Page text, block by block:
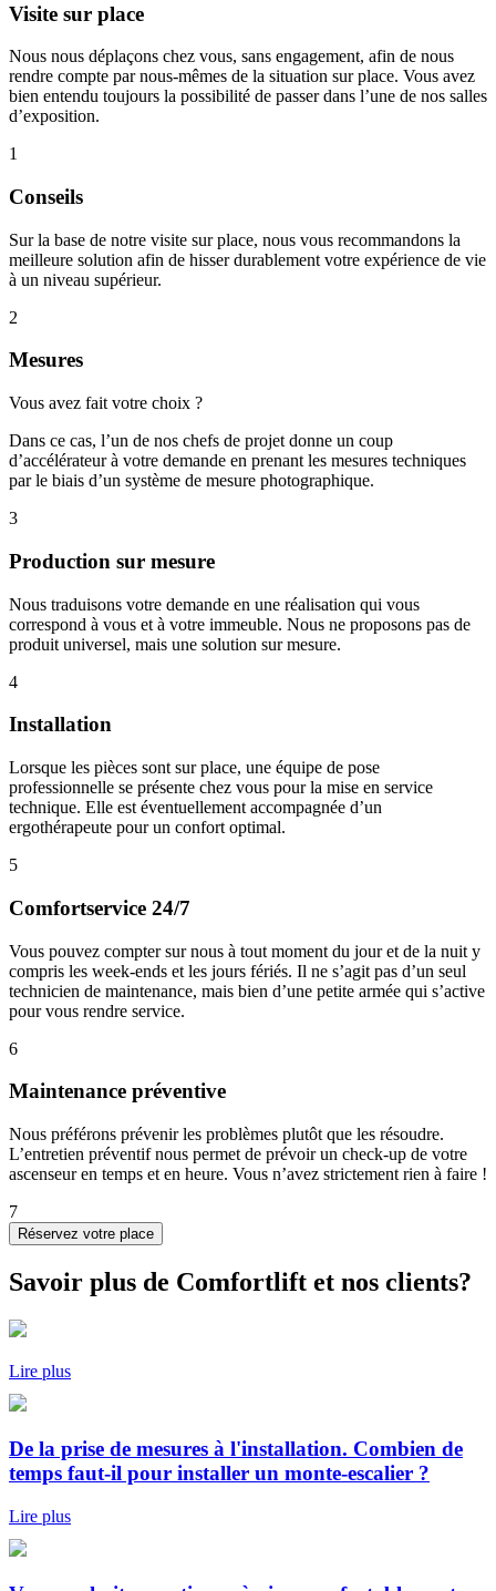
Visite sur place
Nous nous déplaçons chez vous, sans engagement, afin de nous
rendre compte par nous-mêmes de la situation sur place. Vous avez
bien entendu toujours la possibilité de passer dans l’une de nos salles
d’exposition.
1
Conseils
Sur la base de notre visite sur place, nous vous recommandons la
meilleure solution afin de hisser durablement votre expérience de vie
à un niveau supérieur.
2
Mesures
Vous avez fait votre choix ?
Dans ce cas, l’un de nos chefs de projet donne un coup
d’accélérateur à votre demande en prenant les mesures techniques
par le biais d’un système de mesure photographique.
3
Production sur mesure
Nous traduisons votre demande en une réalisation qui vous
correspond à vous et à votre immeuble. Nous ne proposons pas de
produit universel, mais une solution sur mesure.
4
Installation
Lorsque les pièces sont sur place, une équipe de pose
professionnelle se présente chez vous pour la mise en service
technique. Elle est éventuellement accompagnée d’un
ergothérapeute pour un confort optimal.
5
Comfortservice 24/7
Vous pouvez compter sur nous à tout moment du jour et de la nuit y
compris les week-ends et les jours fériés. Il ne s’agit pas d’un seul
technicien de maintenance, mais bien d’une petite armée qui s’active
pour vous rendre service.
6
Maintenance préventive
Nous préférons prévenir les problèmes plutôt que les résoudre.
L’entretien préventif nous permet de prévoir un check-up de votre
ascenseur en temps et en heure. Vous n’avez strictement rien à faire !
7
Réservez votre place
Savoir plus de Comfortlift et nos clients?
Lire plus
De la prise de mesures à l'installation. Combien de
temps faut-il pour installer un monte-escalier ?
Lire plus